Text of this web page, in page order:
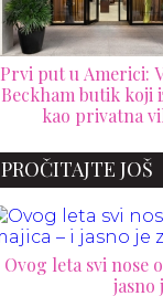
Granice ne
D&G kampanja
pravila mode
PROČITAJTE JOŠ
Ovog leta svi nose
jasno